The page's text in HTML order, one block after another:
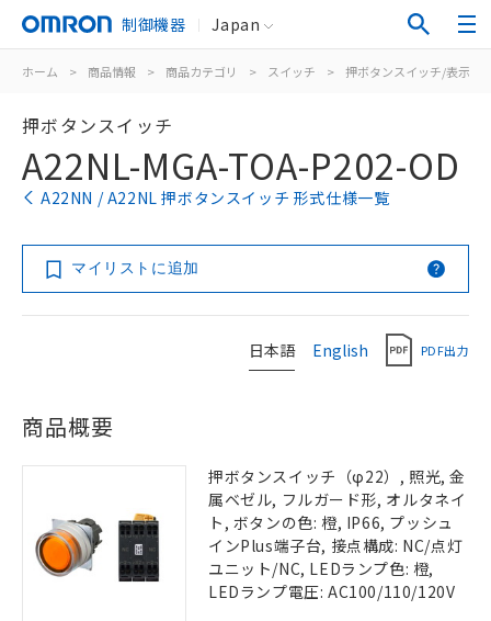
制御機器 Japan
ホーム > 商品情報 > 商品カテゴリ > スイッチ > 押ボタンスイッチ/表示灯
押ボタンスイッチ
A22NL-MGA-TOA-P202-OD
A22NN / A22NL 押ボタンスイッチ 形式仕様一覧
マイリストに追加
日本語 English PDF出力
商品概要
押ボタンスイッチ（φ22）, 照光, 金
属ベゼル, フルガード形, オルタネイ
ト, ボタンの色: 橙, IP66, プッシュ
インPlus端子台, 接点構成: NC/点灯
ユニット/NC, LEDランプ色: 橙,
LEDランプ電圧: AC100/110/120V